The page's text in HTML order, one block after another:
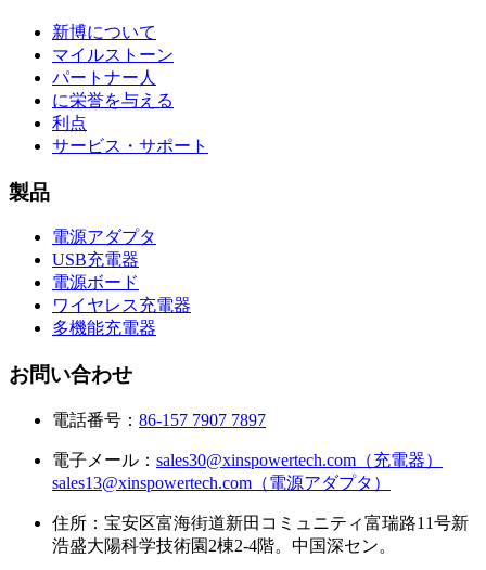
新博について
マイルストーン
パートナー人
に栄誉を与える
利点
サービス・サポート
製品
電源アダプタ
USB充電器
電源ボード
ワイヤレス充電器
多機能充電器
お問い合わせ
電話番号： 86-157 7907 7897
電子メール： sales30@xinspowertech.com（充電器）
sales13@xinspowertech.com（電源アダプタ）
住所：宝安区富海街道新田コミュニティ富瑞路11号新
浩盛大陽科学技術園2棟2-4階。中国深セン。